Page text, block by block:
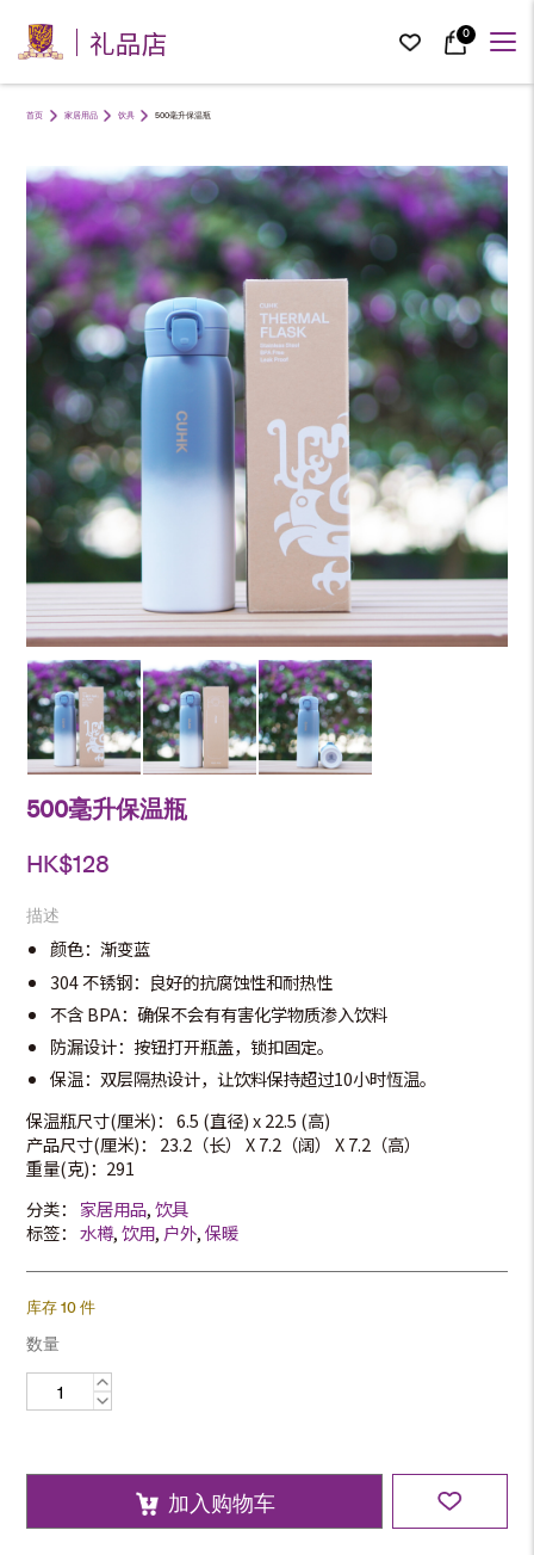
礼品店 0
首页 家居用品 饮具 500毫升保温瓶
500毫升保温瓶
HK$128
描述
颜色：渐变蓝
304 不锈钢：良好的抗腐蚀性和耐热性
不含 BPA：确保不会有有害化学物质渗入饮料
防漏设计：按钮打开瓶盖，锁扣固定。
保温：双层隔热设计，让饮料保持超过10小时恆温。
保温瓶尺寸(厘米)： 6.5 (直径) x 22.5 (高)
产品尺寸(厘米)： 23.2（长） X 7.2（阔） X 7.2（高）
重量(克)：291
分类： 家居用品,饮具
标签：水樽,饮用, 户外,保暖
库存 10 件
数量
500
温
加入购物车